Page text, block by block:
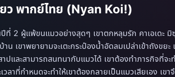
ว พากย์ไทย (Nyan Koi!)
ที่ 2 ผู้แพ้ขนแมวอย่างสุดๆ เขาตกหลุมรัก คาเอเดะ
น เขาพยายามจะเตะกระป๋องน้ำอัดลมเปล่าเข้าถังข
าปและสามารถสนทนากับแมวได้ เขาต้องทำภารกิจที่
ลาที่กำหนดจะทำให้เขาต้องกลายเป็นแมวเสียเอง เ